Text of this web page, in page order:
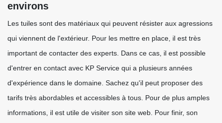
environs
Les tuiles sont des matériaux qui peuvent résister aux agressions
qui viennent de l'extérieur. Pour les mettre en place, il est très
important de contacter des experts. Dans ce cas, il est possible
d'entrer en contact avec KP Service qui a plusieurs années
d'expérience dans le domaine. Sachez qu'il peut proposer des
tarifs très abordables et accessibles à tous. Pour de plus amples
informations, il est utile de visiter son site web. Pour finir, son